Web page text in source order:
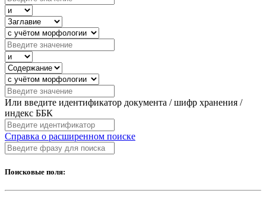
Или введите идентификатор документа / шифр хранения /
индекс ББК
Справка о расширенном поиске
Поисковые поля: